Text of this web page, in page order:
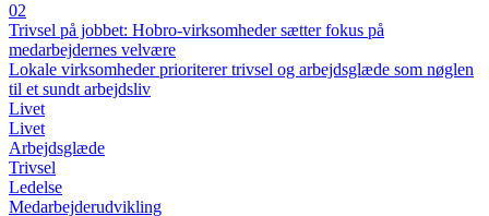
02
Trivsel på jobbet: Hobro-virksomheder sætter fokus på
medarbejdernes velvære
Lokale virksomheder prioriterer trivsel og arbejdsglæde som nøglen
til et sundt arbejdsliv
Livet
Livet
Arbejdsglæde
Trivsel
Ledelse
Medarbejderudvikling